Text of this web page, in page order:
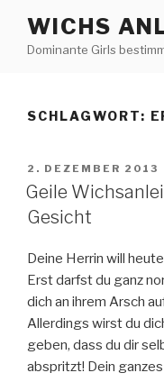
Inhalt
springen
WICHS
Dominante Girls
SCHLAGWORT:
VERÖFFENTLICHT
AM
2. DEZEMBER 2013
Geile
Gesicht
Deine Herrin will
Erst darfst du ganz
dich an ihrem Arsch
Allerdings wirst du
geben, dass du dir
abspritzt! Dein